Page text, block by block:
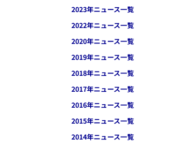
2023年ニュース一覧
2022年ニュース一覧
2020年ニュース一覧
2019年ニュース一覧
2018年ニュース一覧
2017年ニュース一覧
2016年ニュース一覧
2015年ニュース一覧
2014年ニュース一覧